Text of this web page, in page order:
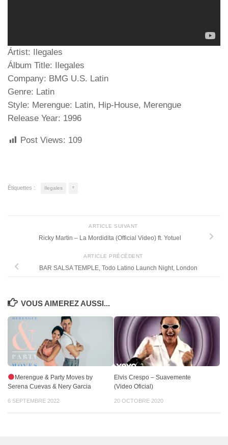
Ártist: Ilegales
Álbum Title: Ilegales
Company: BMG U.S. Latin
Genre: Latin
Style: Merengue: Latin, Hip-House, Merengue
Release Year: 1996
Post Views: 109
Étiquettes : Ilegales *
ARTICLE SUIVANT
Ricky Martin – La Mordidita (Official Video) ft. Yotuel
ARTICLE PRÉCÉDENT
BAR SALSA TEMPLE, Todo Latino Launch Night, London
VOUS AIMEREZ AUSSI...
Merengue & Party Moves by
Serena Cuevas & Nery Garcia
6 SEPTEMBRE 2022
Elvis Crespo – Suavemente
(Video Oficial)
20 OCTOBRE 2020